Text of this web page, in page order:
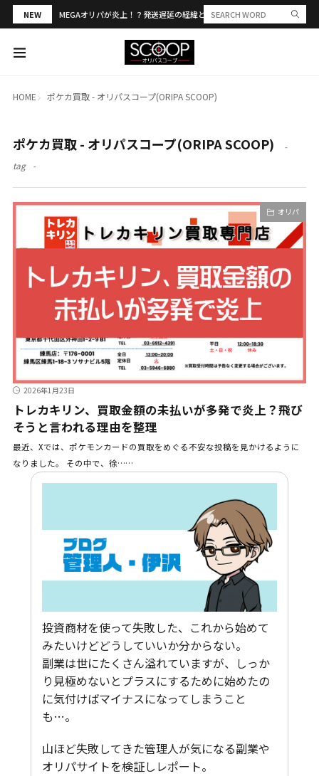
NEW MEGAオリパが炎上！？発送遅延の経緯と評判・当選報告を解説
HOME ポケカ買取 - オリパスコープ(ORIPA SCOOP)
ポケカ買取 - オリパスコープ(ORIPA SCOOP)
tag
オリパ
2026年1月23日
トレカキリン、買取金額の未払いが多発で炎上？飛び
そうと言われる理由を整理
最近、Xでは、ポケモンカードの買取をめぐる不安な投稿を見かけるように
なりました。 その中で、徐……
投資商材を使って失敗した、これから始めて
みたいけどどうしていいか分からない。
副業は世にたくさん溢れていますが、しっか
り見極めないとプラスにするために始めたの
に気付けばマイナスになってしまうこと
も…。
山ほど失敗してきた管理人が気になる副業や
オリパサイトを検証しレポート。